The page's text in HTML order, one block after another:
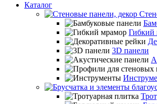
Каталог
Гибкий
3D панели